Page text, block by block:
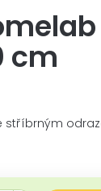
cm
stříbrným